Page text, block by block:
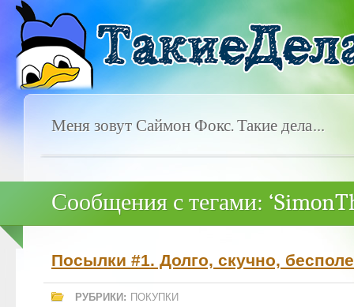
Меня зовут Саймон Фокс. Такие дела…
Сообщения с тегами:
Посылки #1. Долго, скучно,
РУБРИКИ: ПОКУПКИ